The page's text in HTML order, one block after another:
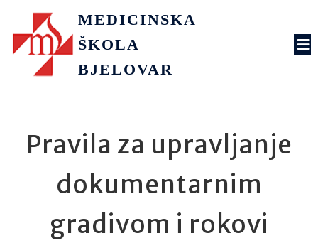
MEDICINSKA
ŠKOLA
BJELOVAR
Pravila za upravljanje
dokumentarnim
gradivom i rokovi